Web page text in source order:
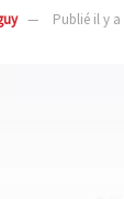
Publié il y a